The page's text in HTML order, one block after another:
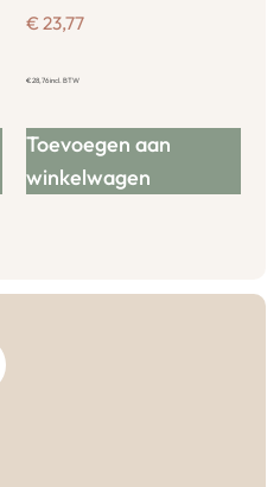
€ 23,77
€28,76incl. BTW
Toevoegen aan
winkelwagen